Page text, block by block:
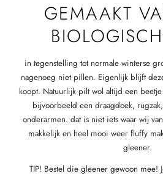
GEMAAKT
in tegenstelling tot normale winterse
nagenoeg niet pillen. Eigenlijk blijft
koopt. Natuurlijk pilt wol altijd een
bijvoorbeeld een draagdoek,
onderarmen. dat is niet iets waar wij
makkelijk en heel mooi weer fluffy
gleener.
TIP! Bestel die gleener gewoon mee!